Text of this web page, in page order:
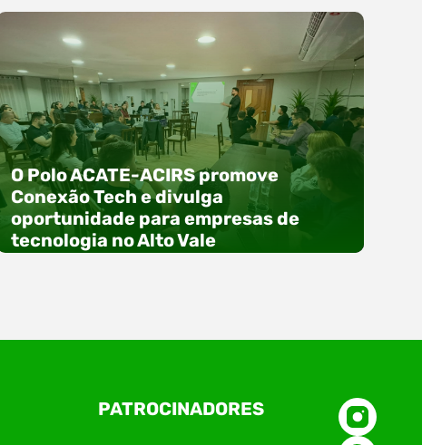
O Polo ACATE-ACIRS promove
Conexão Tech e divulga
oportunidade para empresas de
tecnologia no Alto Vale
O Polo ACATE-ACIRS, por meio do NIAVI – Núcleo
de Tecnologia da Informação do Alto Vale do
PATROCINADORES